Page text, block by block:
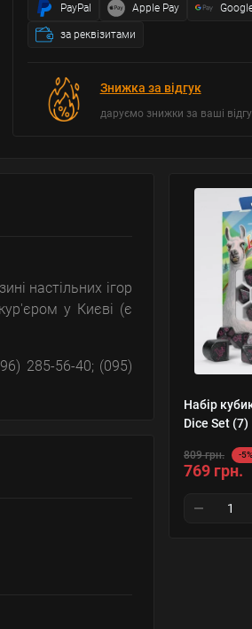
PayPal Apple Pay
за реквізитами
Знижка за відгук
даруємо знижки за ваші
Набір
Dice Set (7)
809 грн. -5%
769 грн.
настільних ігор
у Києві (є
285-56-40; (095)